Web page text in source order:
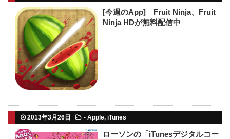
[今週のApp] Fruit Ninja、Fruit
Ninja HDが無料配信中
2013年3月26日 - Apple, iTunes
ローソンの「iTunesデジタルコー